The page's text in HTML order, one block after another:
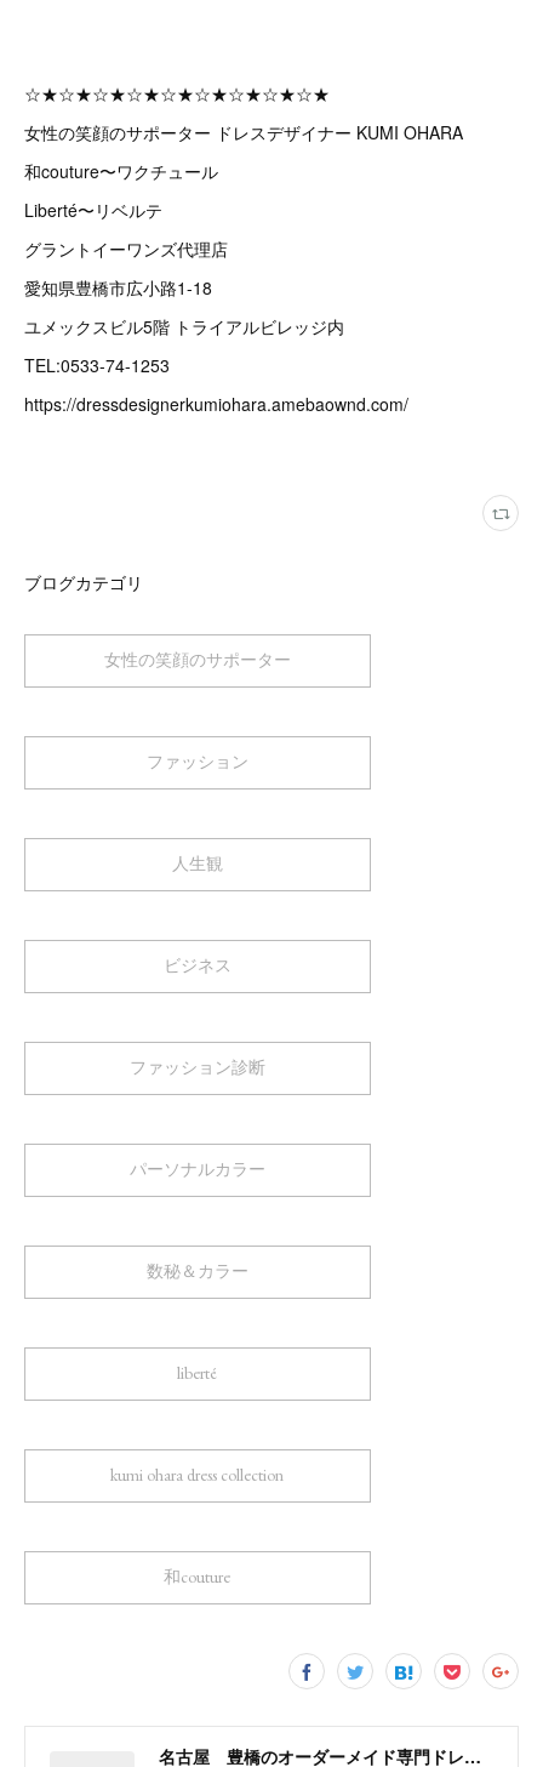
☆★☆★☆★☆★☆★☆★☆★☆★☆★
女性の笑顔のサポーター ドレスデザイナー KUMI OHARA
和couture〜ワクチュール
Liberté〜リベルテ
グラントイーワンズ代理店
愛知県豊橋市広小路1-18
ユメックスビル5階 トライアルビレッジ内
TEL:0533-74-1253
https://dressdesignerkumiohara.amebaownd.com/
ブログカテゴリ
女性の笑顔のサポーター
ファッション
人生観
ビジネス
ファッション診断
パーソナルカラー
数秘＆カラー
liberté
kumi ohara dress collection
和couture
名古屋 豊橋のオーダーメイド専門ドレスデザイナー KUMI OHARA